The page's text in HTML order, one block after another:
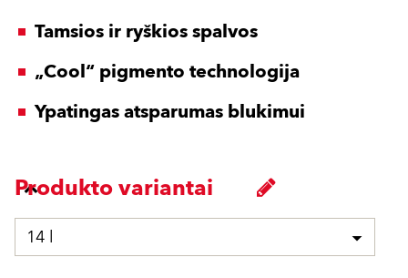
Tamsios ir ryškios spalvos
„Cool“ pigmento technologija
Ypatingas atsparumas blukimui
Produkto variantai
14 l